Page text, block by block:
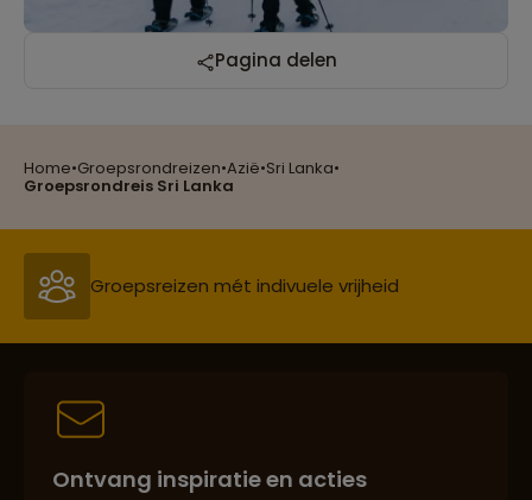
Home•Groepsrondreizen•Azië•Sri Lanka•
Groepsrondreis Sri Lanka
Pagina delen
Reizen met oog voor mens, cultuur en milieu
Groepsreizen mét indivuele vrijheid
Persoonlijk en deskundig reisadvies
Best beoordeelde reisroutes
Ontvang inspiratie en acties